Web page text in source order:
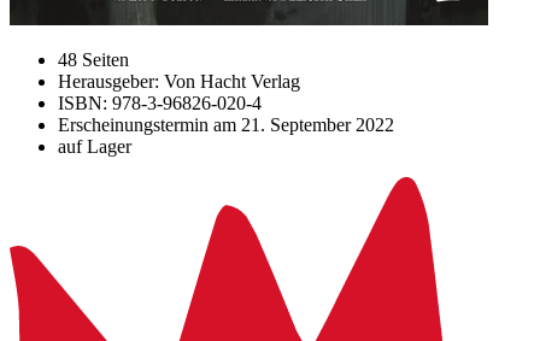
48 Seiten
Herausgeber: Von Hacht Verlag
ISBN: 978-3-96826-020-4
Erscheinungstermin am 21. September 2022
auf Lager